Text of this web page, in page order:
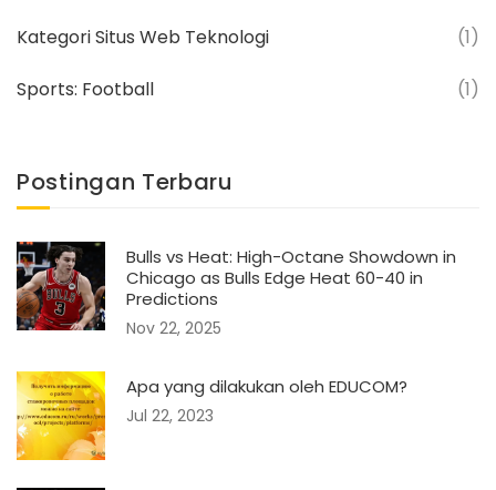
Kategori Situs Web Teknologi (1)
Sports: Football (1)
Postingan Terbaru
Bulls vs Heat: High-Octane Showdown in
Chicago as Bulls Edge Heat 60-40 in
Predictions
Nov 22, 2025
Apa yang dilakukan oleh EDUCOM?
Jul 22, 2023